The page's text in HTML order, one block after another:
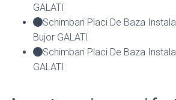
GALATI
Schimbari Placi De Baza
Bujor GALATI
Schimbari Placi De Baza
GALATI